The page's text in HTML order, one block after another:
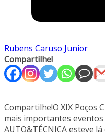
Rubens Caruso Junior
Compartilhe!
Compartilhe!O XIX Poços
mais importantes
AUTO&TÉCNICA esteve lá